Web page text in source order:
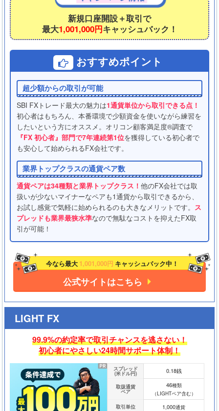
新規口座開設＋取引で
最大1,001,000円キャッシュバック！
おすすめポイント
超少額からの取引が可能
SBI FXトレード最大の魅力は1通貨単位から取引できる点！
初心者はもちろん、本番環境で少額資金を使いながら練習を
したいという方にオススメ。オリコン顧客満足度®調査で
『FX 初心者』部門で7年連続第1位を獲得している初心者で
も安心して始められるFX会社です。
業界トップクラスの通貨ペア数
通貨ペアは34種類と業界トップクラス！ 他のFX会社では取
扱いが少ないマイナーなペアも1通貨から取引できるから、
お試し感覚で気軽に始められるのも大きなメリットです。 ス
プレッドも業界最狭水準なので無駄なコストを抑えたFX取
引が可能！
今なら最大 1,001,000円 キャッシュバック中！
公式サイトはこちら
LIGHT FX
99.9%の約定率で取引チャンスを逃さない！
初心者にやさしい24時間サポート体制！
スプレッド
(米ドル円) 0.18銭
取扱通貨
ペア
46種類
（LIGHTペア含む）
取引単位
1,000通貨